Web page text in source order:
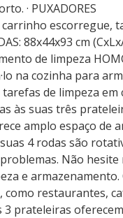
· PUXADORES
escorregue,
88x44x93 cm
de limpeza
na cozinha para
de limpeza em
às suas três
amplo espaço de
4 rodas são
Não
e armazenamento.
restaurantes,
3 prateleiras